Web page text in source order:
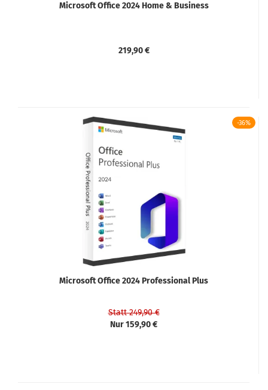
Microsoft Office 2024 Home & Business
219,90 €
-36%
Microsoft Office 2024 Professional Plus
Statt 249,90 €
Nur 159,90 €